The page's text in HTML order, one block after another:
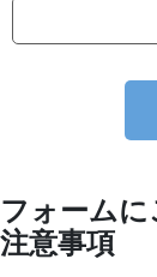
フォーム
注意事項